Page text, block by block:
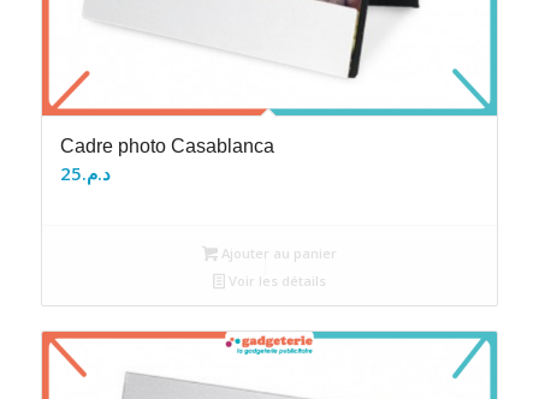
Cadre photo Casablanca
د.م.25
Ajouter au panier
Voir les détails